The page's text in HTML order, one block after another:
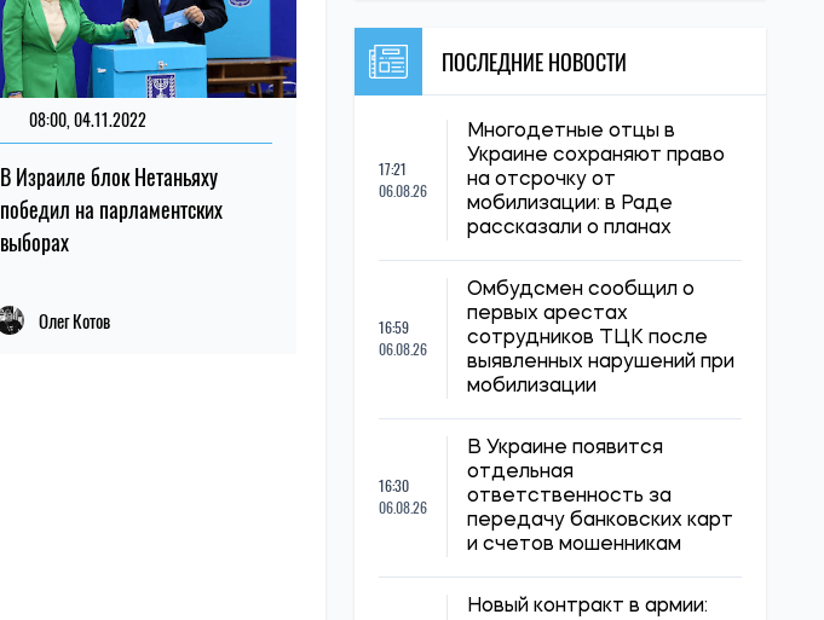
08:00, 04.11.2022
В Израиле блок Нетаньяху
победил на парламентских
выборах
Олег Котов
ПОСЛЕДНИЕ НОВОСТИ
17:21
06.08.26
Многодетные отцы в
Украине сохраняют право
на отсрочку от
мобилизации: в Раде
рассказали о планах
16:59
06.08.26
Омбудсмен сообщил о
первых арестах
сотрудников ТЦК после
выявленных нарушений при
мобилизации
16:30
06.08.26
В Украине появится
отдельная
ответственность за
передачу банковских карт
и счетов мошенникам
Новый контракт в армии: